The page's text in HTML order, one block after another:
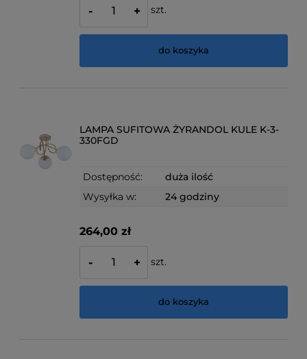
- + szt.
do koszyka
LAMPA SUFITOWA ŻYRANDOL KULE K-3-
330FGD
Dostępność:
duża ilość
Wysyłka w:
24 godziny
264,00 zł
- + szt.
do koszyka